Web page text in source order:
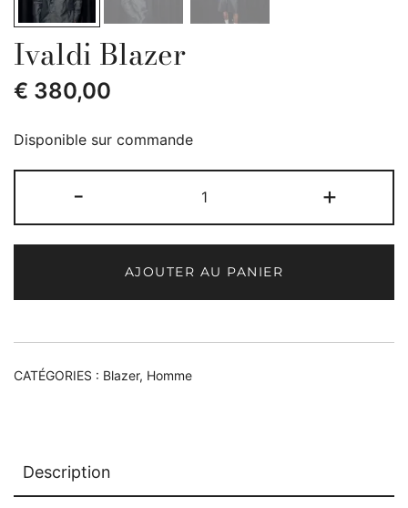
Ivaldi Blazer
€ 380,00
Disponible sur commande
-
de
Ivaldi
+
AJOUTER AU PANIER
CATÉGORIES : Blazer, Homme
Description